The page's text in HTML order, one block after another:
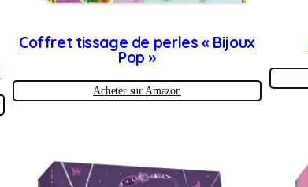
Coffret tissage de perles « Bijoux
Pop »
Acheter sur Amazon